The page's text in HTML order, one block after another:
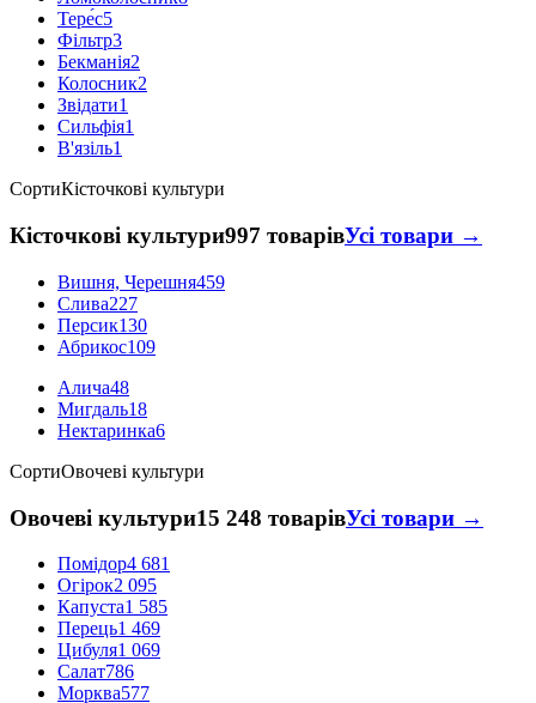
Тере́с5
Фільтр3
Бекманія2
Колосник2
Звідати1
Сильфія1
В'язіль1
СортиКісточкові культури
Кісточкові культури997 товарівУсі товари →
Вишня, Черешня459
Слива227
Персик130
Абрикос109
Алича48
Мигдаль18
Нектаринка6
СортиОвочеві культури
Овочеві культури15 248 товарівУсі товари →
Помідор4 681
Огірок2 095
Капуста1 585
Перець1 469
Цибуля1 069
Салат786
Морква577